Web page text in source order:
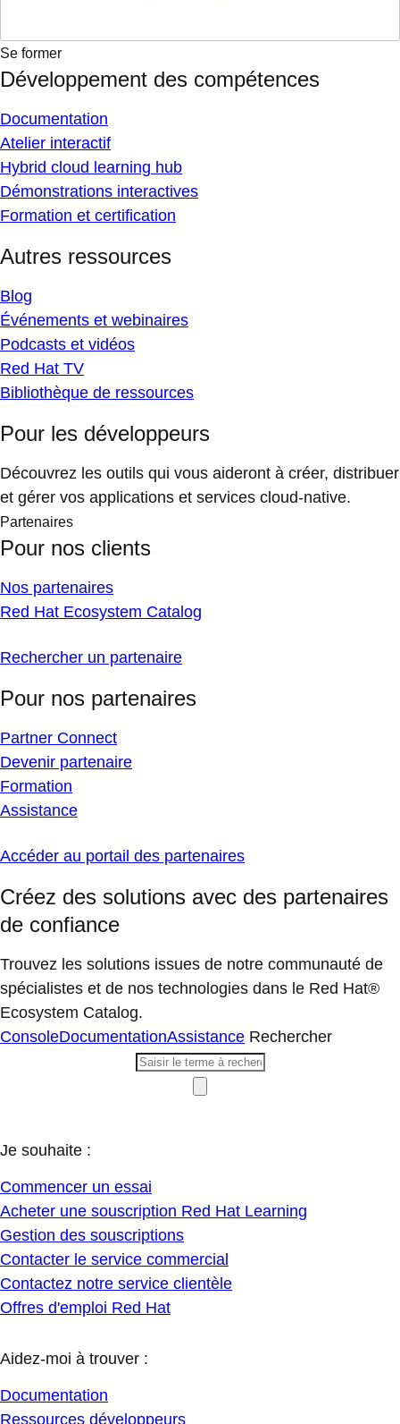
Se former
Développement des compétences
Documentation
Atelier interactif
Hybrid cloud learning hub
Démonstrations interactives
Formation et certification
Autres ressources
Blog
Événements et webinaires
Podcasts et vidéos
Red Hat TV
Bibliothèque de ressources
Pour les développeurs
Découvrez les outils qui vous aideront à créer, distribuer
et gérer vos applications et services cloud-native.
Partenaires
Pour nos clients
Nos partenaires
Red Hat Ecosystem Catalog
Rechercher un partenaire
Pour nos partenaires
Partner Connect
Devenir partenaire
Formation
Assistance
Accéder au portail des partenaires
Créez des solutions avec des partenaires
de confiance
Trouvez les solutions issues de notre communauté de
spécialistes et de nos technologies dans le Red Hat®
Ecosystem Catalog.
ConsoleDocumentationAssistance Rechercher
Je souhaite :
Commencer un essai
Acheter une souscription Red Hat Learning
Gestion des souscriptions
Contacter le service commercial
Contactez notre service clientèle
Offres d'emploi Red Hat
Aidez-moi à trouver :
Documentation
Ressources développeurs